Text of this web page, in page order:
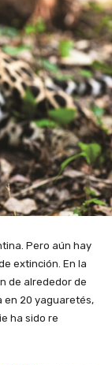
Pero aún hay
extinción. En la
de alrededor de
en 20 yaguaretés,
ha sido re